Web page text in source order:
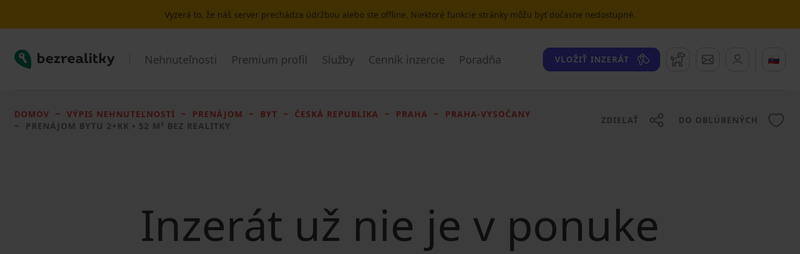
Vyzerá to, že náš server prechádza údržbou alebo ste offline. Niektoré funkcie stránky môžu byť dočasne nedostupné.
Bezrealitky Nehnuteľnosti Premium profil Služby Cenník inzercie Poradňa VLOŽIŤ INZERÁT Strážny pesSprávy 🇸🇰
DOMOV VÝPIS NEHNUTEĽNOSTÍ PRENÁJOM BYT ČESKÁ REPUBLIKA PRAHA
PRAHA-VYSOČANY
PRENÁJOM BYTU 2+KK • 52 M² BEZ REALITKY
ZDIEĽAŤ DO OBĽÚBENÝCH
Inzerát už nie je v ponuke